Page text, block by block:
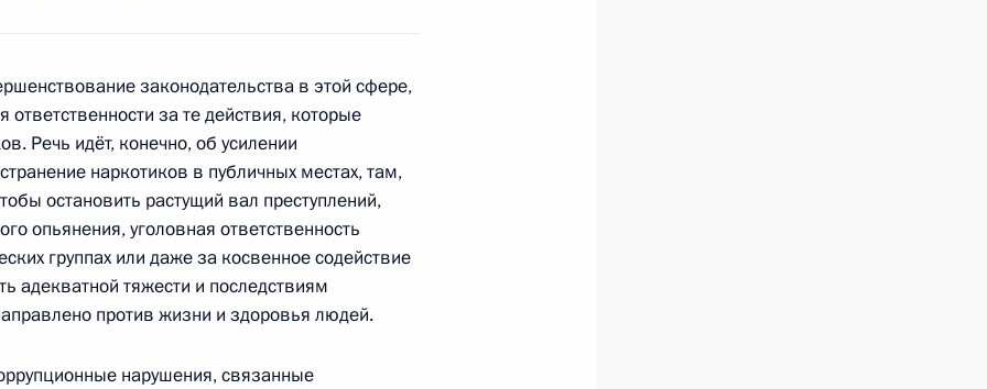
существовать высокая
которая поможет
3
законодательства в этой сфере,
ответственности за те действия, которые
Речь идёт, конечно, об усилении
наркотиков в публичных местах, там,
остановить растущий вал преступлений,
опьянения, уголовная ответственность
группах или даже за косвенное содействие
адекватной тяжести и последствиям
против жизни и здоровья людей.
нарушения, связанные